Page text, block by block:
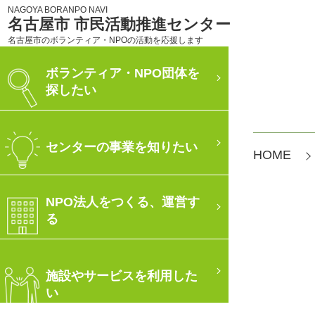
NAGOYA BORANPO NAVI
名古屋市 市民活動推進センター
名古屋市のボランティア・NPOの活動を応援します
ボランティア・NPO団体を
探したい
センターの事業を知りたい
NPO法人をつくる、運営す
る
施設やサービスを利用した
い
HOME